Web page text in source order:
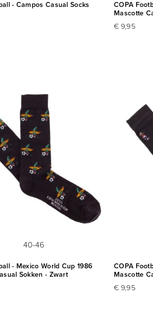
- Campos Casual Socks
COPA
Mascotte
€ 9,95
40-46
- Mexico World Cup 1986
Sokken - Zwart
COPA
Mascotte
€ 9,95